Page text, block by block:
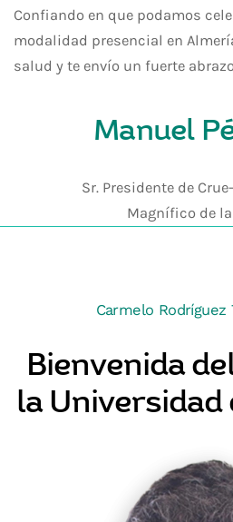
Confiando en que podamos
modalidad presencial en
salud y te envío un fuerte
Manuel
Sr. Presidente de
Magnífico de
Carmelo Rodríguez
Bienvenida
la Universidad